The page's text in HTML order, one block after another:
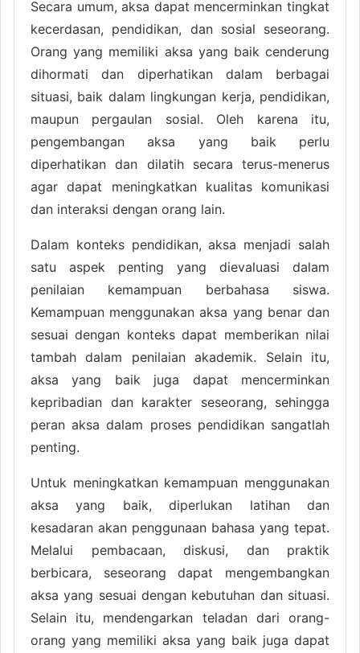
Secara umum, aksa dapat mencerminkan tingkat
kecerdasan, pendidikan, dan sosial seseorang.
Orang yang memiliki aksa yang baik cenderung
dihormati dan diperhatikan dalam berbagai
situasi, baik dalam lingkungan kerja, pendidikan,
maupun pergaulan sosial. Oleh karena itu,
pengembangan aksa yang baik perlu
diperhatikan dan dilatih secara terus-menerus
agar dapat meningkatkan kualitas komunikasi
dan interaksi dengan orang lain.
Dalam konteks pendidikan, aksa menjadi salah
satu aspek penting yang dievaluasi dalam
penilaian kemampuan berbahasa siswa.
Kemampuan menggunakan aksa yang benar dan
sesuai dengan konteks dapat memberikan nilai
tambah dalam penilaian akademik. Selain itu,
aksa yang baik juga dapat mencerminkan
kepribadian dan karakter seseorang, sehingga
peran aksa dalam proses pendidikan sangatlah
penting.
Untuk meningkatkan kemampuan menggunakan
aksa yang baik, diperlukan latihan dan
kesadaran akan penggunaan bahasa yang tepat.
Melalui pembacaan, diskusi, dan praktik
berbicara, seseorang dapat mengembangkan
aksa yang sesuai dengan kebutuhan dan situasi.
Selain itu, mendengarkan teladan dari orang-
orang yang memiliki aksa yang baik juga dapat